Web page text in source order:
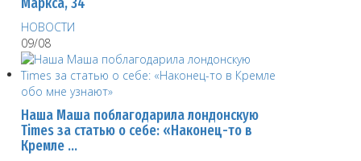
НОВОСТИ
09/08
Наша Маша поблагодарила лондонскую
Times за статью о себе: «Наконец-то в
Кремле …